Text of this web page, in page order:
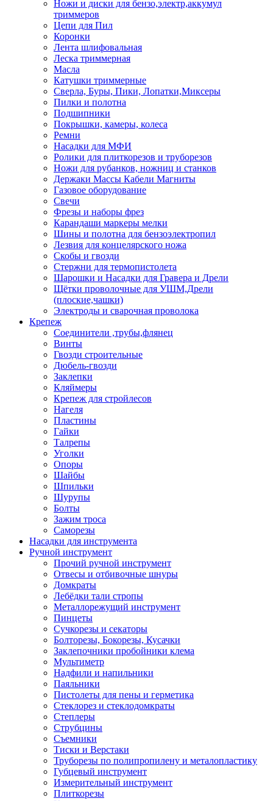
Ножи и диски для бензо,электр,аккумул
триммеров
Цепи для Пил
Коронки
Лента шлифовальная
Леска триммерная
Масла
Катушки триммерные
Сверла, Буры, Пики, Лопатки,Миксеры
Пилки и полотна
Подшипники
Покрышки, камеры, колеса
Ремни
Насадки для МФИ
Ролики для плиткорезов и труборезов
Ножи для рубанков, ножниц и станков
Держаки Массы Кабели Магниты
Газовое оборудование
Свечи
Фрезы и наборы фрез
Карандаши маркеры мелки
Шины и полотна для бензоэлектропил
Лезвия для концелярского ножа
Скобы и гвозди
Стержни для термопистолета
Шарошки и Насадки для Гравера и Дрели
Щётки проволочные для УШМ,Дрели
(плоские,чашки)
Электроды и сварочная проволока
Крепеж
Соединители ,трубы,флянец
Винты
Гвозди строительные
Дюбель-гвозди
Заклепки
Кляймеры
Крепеж для стройлесов
Нагеля
Пластины
Гайки
Талрепы
Уголки
Опоры
Шайбы
Шпильки
Шурупы
Болты
Зажим троса
Саморезы
Насадки для инструмента
Ручной инструмент
Прочий ручной инструмент
Отвесы и отбивочные шнуры
Домкраты
Лебёдки тали стропы
Металлорежущий инструмент
Пинцеты
Сучкорезы и секаторы
Болторезы, Бокорезы, Кусачки
Заклепочники пробойники клема
Мультиметр
Надфили и напильники
Паяльники
Пистолеты для пены и герметика
Стеклорез и стеклодомкраты
Степлеры
Струбцины
Съемники
Тиски и Верстаки
Труборезы по полипропилену и металопластику
Губцевый инструмент
Измерительный инструмент
Плиткорезы